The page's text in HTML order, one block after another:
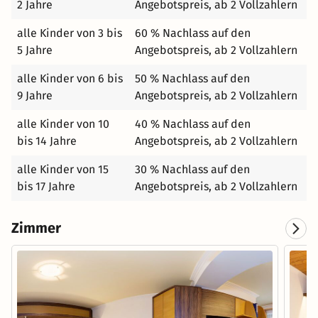
Skisport verschrieben. Das Skigebiet zählt heute zu den
modernsten und am besten ausgebauten des gesamten
Bundeslandes. Aber nicht nur Skifahrer und Carver,
kommen im Großarltal voll auf ihre Rechnung. Laufend
wird in die Komfortverbesserung investiert. Damit zählt
Förderkapazität von rund 30.000 Personen pro Stunde,
80 km bestens präperierte Pisten mit unterschiedlichen
Schwierigkeitsgraden sorgen für reichlich Abwechslung.
Sommer im Tal der Almen Im Großarltal gibt es drei
einen ist das der Erlensee in Großarl: Dieser ist nicht nur
ein idealer Freizeitraum für jung und alt, sondern auch
ein hervorragendes Gewässer für Sport- und
Freizeitangler. Wer eher fließendes Gewässer bevorzugt,
der kann sein Glück in der Großarler Ache versuchen.
Ausgesetzt werden je nach Gewässer Saiblinge,
2 Jahre
Angebotspreis, ab 2 Vollzahlern
alle Kinder von 3 bis
5 Jahre
60 % Nachlass auf den
Angebotspreis, ab 2 Vollzahlern
alle Kinder von 6 bis
9 Jahre
50 % Nachlass auf den
Angebotspreis, ab 2 Vollzahlern
alle Kinder von 10
bis 14 Jahre
40 % Nachlass auf den
Angebotspreis, ab 2 Vollzahlern
alle Kinder von 15
bis 17 Jahre
30 % Nachlass auf den
Angebotspreis, ab 2 Vollzahlern
Zimmer